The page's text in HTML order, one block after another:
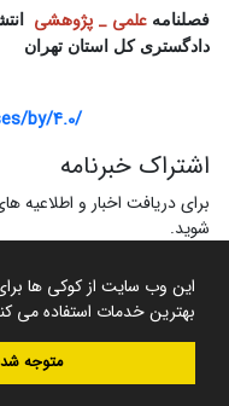
این وب سایت از کوکی ها برای
بهترین خدمات استفاده می
متوجه
فصلنامه علمی _ پژوهشی
دادگستری کل استان تهران
by/4.0/
اشتراک خبرنامه
برای دریافت اخبار و
شوید.
سامانه مدیریت نشریات علمی.